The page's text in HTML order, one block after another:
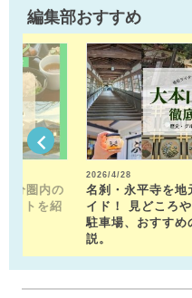
編集部おすすめ
分圏内の
ットを紹
2026/4/28
名刹・永平寺を地
イド！ 見どころ
駐車場、おすすめ
説。